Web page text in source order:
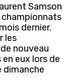
Samson
championnats
dernier.
les
nouveau
eux lors de
dimanche